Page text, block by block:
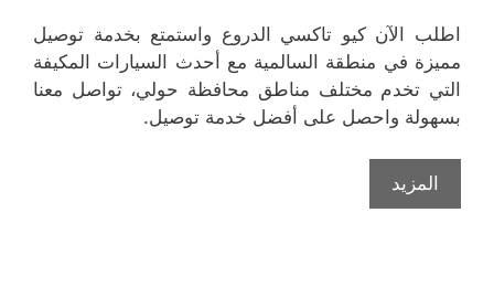
اطلب الآن كيو تاكسي الدروع واستمتع بخدمة توصيل
مميزة في منطقة السالمية مع أحدث السيارات المكيفة
التي تخدم مختلف مناطق محافظة حولي، تواصل معنا
بسهولة واحصل على أفضل خدمة توصيل.
المزيد